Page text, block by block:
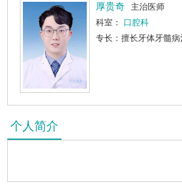
厚贵奇
主治医师
科室： 口腔科
个人简介